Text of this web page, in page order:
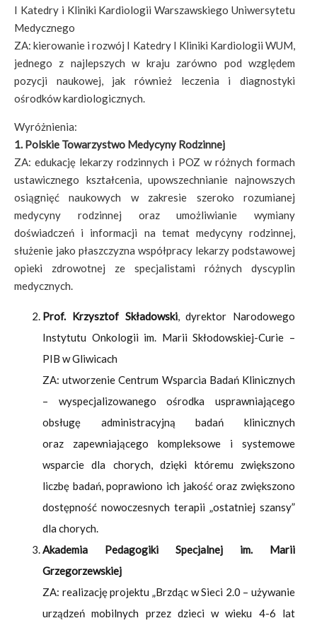
I Katedry i Kliniki Kardiologii Warszawskiego Uniwersytetu
Medycznego
ZA: kierowanie i rozwój I Katedry I Kliniki Kardiologii WUM,
jednego z najlepszych w kraju zarówno pod względem
pozycji naukowej, jak również leczenia i diagnostyki
ośrodków kardiologicznych.
Wyróżnienia:
1. Polskie Towarzystwo Medycyny Rodzinnej
ZA: edukację lekarzy rodzinnych i POZ w różnych formach
ustawicznego kształcenia, upowszechnianie najnowszych
osiągnięć naukowych w zakresie szeroko rozumianej
medycyny rodzinnej oraz umożliwianie wymiany
doświadczeń i informacji na temat medycyny rodzinnej,
służenie jako płaszczyzna współpracy lekarzy podstawowej
opieki zdrowotnej ze specjalistami różnych dyscyplin
medycznych.
Prof. Krzysztof Składowski, dyrektor Narodowego
Instytutu Onkologii im. Marii Skłodowskiej-Curie –
PIB w Gliwicach
ZA: utworzenie Centrum Wsparcia Badań Klinicznych
– wyspecjalizowanego ośrodka usprawniającego
obsługę administracyjną badań klinicznych
oraz zapewniającego kompleksowe i systemowe
wsparcie dla chorych, dzięki któremu zwiększono
liczbę badań, poprawiono ich jakość oraz zwiększono
dostępność nowoczesnych terapii „ostatniej szansy”
dla chorych.
Akademia Pedagogiki Specjalnej im. Marii
Grzegorzewskiej
ZA: realizację projektu „Brzdąc w Sieci 2.0 – używanie
urządzeń mobilnych przez dzieci w wieku 4-6 lat